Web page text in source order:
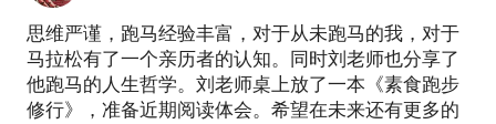
思维严谨，跑马经验丰富，对于从未跑马的我，对于
马拉松有了一个亲历者的认知。同时刘老师也分享了
他跑马的人生哲学。刘老师桌上放了一本《素食跑步
修行》，准备近期阅读体会。希望在未来还有更多的